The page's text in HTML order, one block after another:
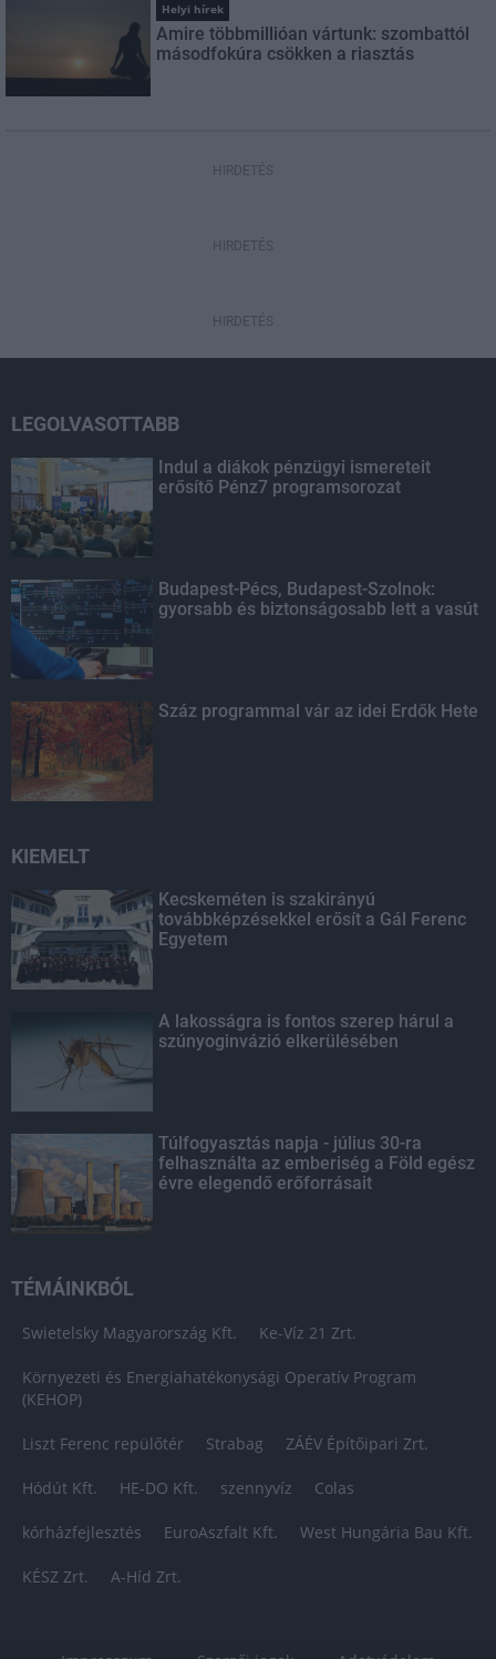
Helyi hírek
Amire többmillióan vártunk: szombattól
másodfokúra csökken a riasztás
HIRDETÉS
HIRDETÉS
HIRDETÉS
LEGOLVASOTTABB
Indul a diákok pénzügyi ismereteit
erősítő Pénz7 programsorozat
Budapest-Pécs, Budapest-Szolnok:
gyorsabb és biztonságosabb lett a vasút
Száz programmal vár az idei Erdők Hete
KIEMELT
Kecskeméten is szakirányú
továbbképzésekkel erősít a Gál Ferenc
Egyetem
A lakosságra is fontos szerep hárul a
szúnyoginvázió elkerülésében
Túlfogyasztás napja - július 30-ra
felhasználta az emberiség a Föld egész
évre elegendő erőforrásait
TÉMÁINKBÓL
Swietelsky Magyarország Kft. Ke-Víz 21 Zrt.
Környezeti és Energiahatékonysági Operatív Program
(KEHOP)
Liszt Ferenc repülőtér Strabag ZÁÉV Építőipari Zrt.
Hódút Kft. HE-DO Kft. szennyvíz Colas
kórházfejlesztés EuroAszfalt Kft. West Hungária Bau Kft.
KÉSZ Zrt. A-Híd Zrt.